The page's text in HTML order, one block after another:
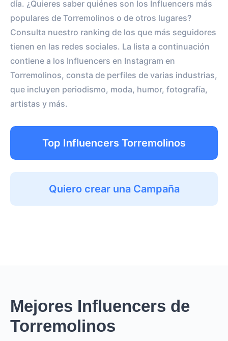
día. ¿Quieres saber quiénes son los Influencers más
populares de Torremolinos o de otros lugares?
Consulta nuestro ranking de los que más seguidores
tienen en las redes sociales. La lista a continuación
contiene a los Influencers en Instagram en
Torremolinos, consta de perfiles de varias industrias,
que incluyen periodismo, moda, humor, fotografía,
artistas y más.
Top Influencers Torremolinos
Quiero crear una Campaña
Mejores Influencers de
Torremolinos